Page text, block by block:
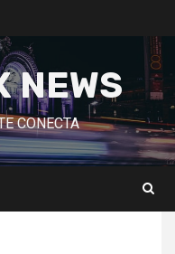
NEWS
CONECTA